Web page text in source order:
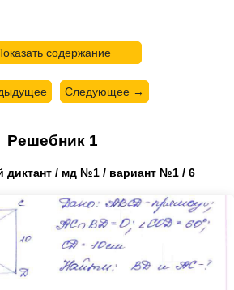
содержание
Следующее →
Решебник 1
диктант / мд №1 / вариант №1 / 6